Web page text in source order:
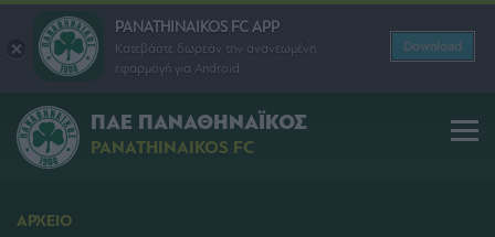
PANATHINAIKOS FC APP
Κατεβάστε δωρεάν την ανανεωμένη
εφαρμογή για Android
Download
ΠΑΕ ΠΑΝΑΘΗΝΑΪΚΟΣ
PANATHINAIKOS FC
ΑΡΧΕΙΟ